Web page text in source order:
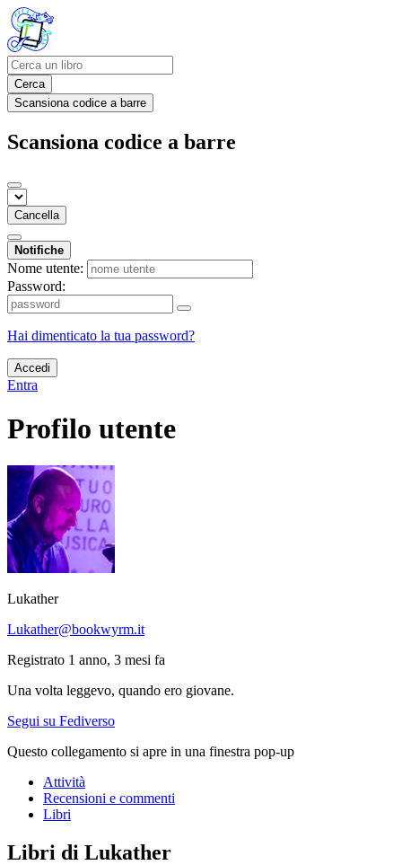
Cerca
Scansiona codice a barre
Scansiona codice a barre
Cancella
Notifiche
Nome utente:
Password:
Hai dimenticato la tua password?
Accedi
Entra
Profilo utente
Lukather
Lukather@bookwyrm.it
Registrato 1 anno, 3 mesi fa
Una volta leggevo, quando ero giovane.
Segui su Fediverso
Questo collegamento si apre in una finestra pop-up
Attività
Recensioni e commenti
Libri
Libri di Lukather